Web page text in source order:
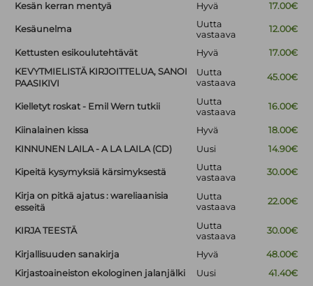
Kesän kerran mentyä
Hyvä 17.00€
Kesäunelma
Uutta
vastaava
12.00€
Kettusten esikoulutehtävät Hyvä
17.00€
KEVYTMIELISTÄ KIRJOITTELUA, SANOI
PAASIKIVI
Uutta
vastaava
45.00€
Kielletyt roskat - Emil Wern tutkii
Uutta
vastaava
16.00€
Kiinalainen kissa Hyvä
18.00€
KINNUNEN LAILA - A LA LAILA (CD)
Uusi 14.90€
Kipeitä kysymyksiä kärsimyksestä
Uutta
vastaava
30.00€
Kirja on pitkä ajatus : wareliaanisia
esseitä
Uutta
vastaava
22.00€
KIRJA TEESTÄ
Uutta
vastaava
30.00€
Kirjallisuuden sanakirja Hyvä
48.00€
Kirjastoaineiston ekologinen jalanjälki
Uusi
41.40€